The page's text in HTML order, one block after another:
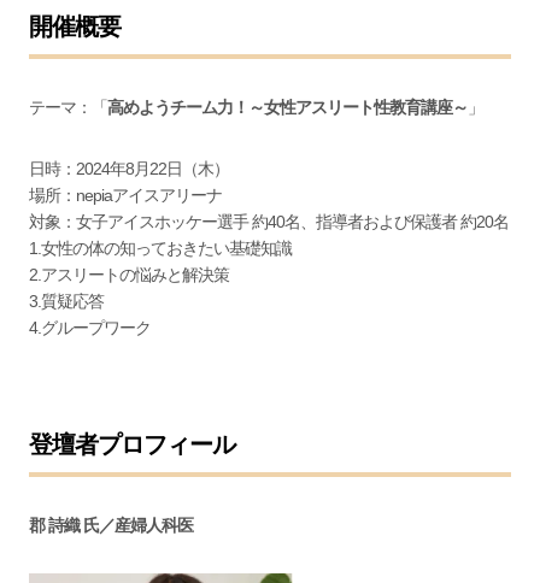
開催概要
テーマ：「 高めようチーム力！～女性アスリート性教育講座～ 」
日時：2024年8月22日（木）
場所：nepiaアイスアリーナ
対象：女子アイスホッケー選手 約40名、指導者および保護者 約20名
1.女性の体の知っておきたい基礎知識
2.アスリートの悩みと解決策
3.質疑応答
4.グループワーク
登壇者プロフィール
郡 詩織 氏／産婦人科医